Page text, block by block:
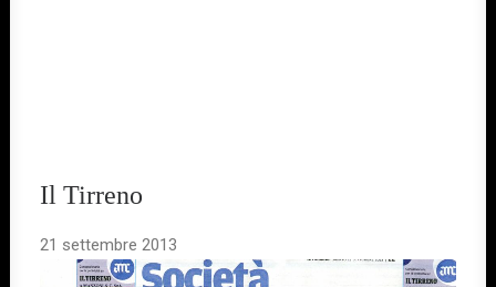
Il Tirreno
21 settembre 2013